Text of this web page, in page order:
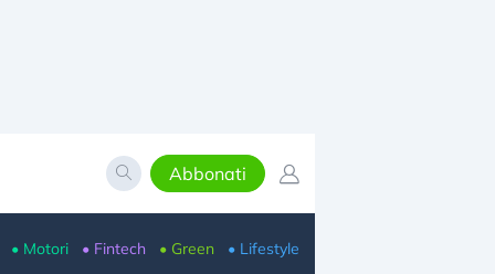
Abbonati
• Motori • Fintech • Green • Lifestyle